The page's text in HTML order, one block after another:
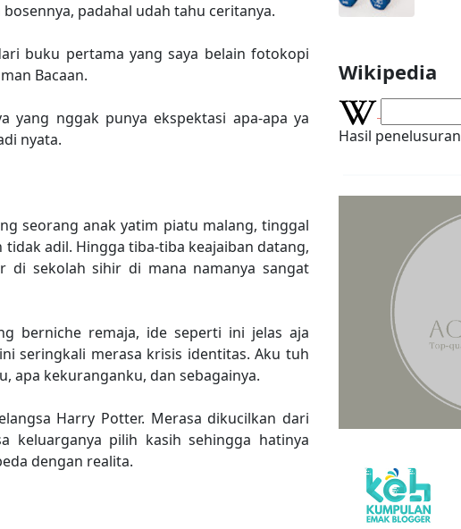
padahal udah tahu ceritanya.
buku pertama yang saya belain fotokopi
Bacaan.
yang nggak punya ekspektasi apa-apa ya
nyata.
seorang anak yatim piatu malang, tinggal
adil. Hingga tiba-tiba keajaiban datang,
sekolah sihir di mana namanya sangat
berniche remaja, ide seperti ini jelas aja
seringkali merasa krisis identitas. Aku tuh
apa kekuranganku, dan sebagainya.
Harry Potter. Merasa dikucilkan dari
keluarganya pilih kasih sehingga hatinya
dengan realita.
Wikipedia
Hasil penelusuran